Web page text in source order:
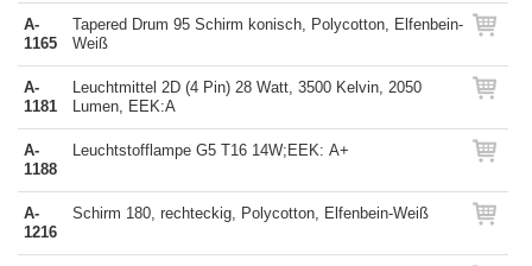
A-
1165
Tapered Drum 95 Schirm konisch, Polycotton, Elfenbein-
Weiß
A-
1181
Leuchtmittel 2D (4 Pin) 28 Watt, 3500 Kelvin, 2050
Lumen, EEK:A
A-
1188
Leuchtstofflampe G5 T16 14W;EEK: A+
A-
1216
Schirm 180, rechteckig, Polycotton, Elfenbein-Weiß